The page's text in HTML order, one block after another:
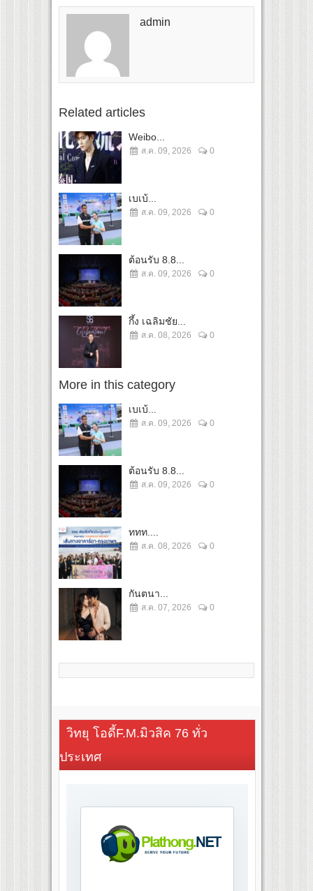
admin
Related articles
Weibo...
ส.ค. 09, 2026 0
เบเบ้...
ส.ค. 09, 2026 0
ต้อนรับ 8.8...
ส.ค. 09, 2026 0
กึ้ง เฉลิมชัย...
ส.ค. 08, 2026 0
More in this category
เบเบ้...
ส.ค. 09, 2026 0
ต้อนรับ 8.8...
ส.ค. 09, 2026 0
ททท....
ส.ค. 08, 2026 0
กันตนา...
ส.ค. 07, 2026 0
วิทยุ โอดี้F.M.มิวสิค 76 ทั่ว
ประเทศ